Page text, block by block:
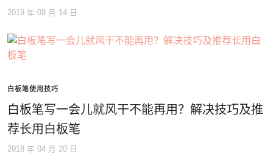
2019 年 09 月 14 日
白板笔使用技巧
白板笔写一会儿就风干不能再用？解决技巧及推
荐长用白板笔
2018 年 04 月 20 日